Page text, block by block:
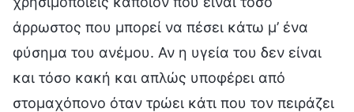
άρρωστος που μπορεί να πέσει κάτω μ’ ένα
φύσημα του ανέμου. Αν η υγεία του δεν είναι
και τόσο κακή και απλώς υποφέρει από
στομαχόπονο όταν τρώει κάτι που τον πειράζει